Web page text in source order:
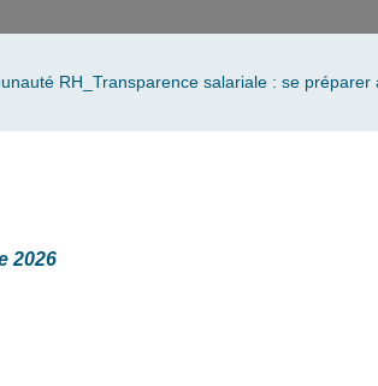
RH_Transparence salariale : se
2026